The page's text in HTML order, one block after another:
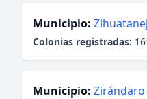
Municipio:
Colonias registradas:
Municipio: Zirándaro